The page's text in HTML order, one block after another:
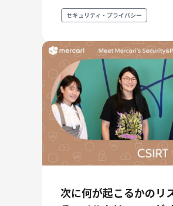
セキュリティ・プライバシー
次に何が起こるかのリ